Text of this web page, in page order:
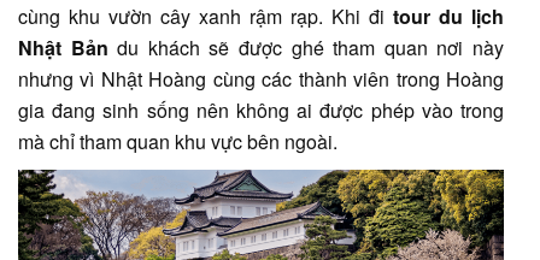
cùng khu vườn cây xanh rậm rạp. Khi đi tour du lịch
Nhật Bản du khách sẽ được ghé tham quan nơi này
nhưng vì Nhật Hoàng cùng các thành viên trong Hoàng
gia đang sinh sống nên không ai được phép vào trong
mà chỉ tham quan khu vực bên ngoài.